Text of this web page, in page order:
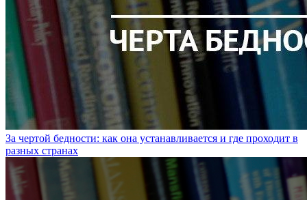
За чертой бедности: как она устанавливается и где проходит в
разных странах